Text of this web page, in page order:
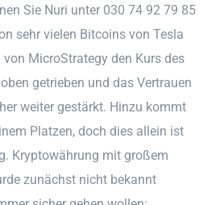
Sie Nuri unter 030 74 92 79 85
sehr vielen Bitcoins von Tesla
MicroStrategy den Kurs des
getrieben und das Vertrauen
weiter gestärkt. Hinzu kommt
Platzen, doch dies allein ist
Kryptowährung mit großem
zunächst nicht bekannt